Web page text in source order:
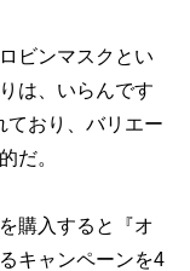
ビンマスクとい
は、いらんです
ており、バリエー
だ。
購入すると『オ
キャンペーンを4